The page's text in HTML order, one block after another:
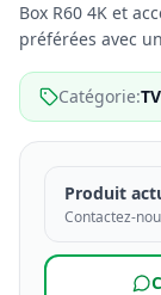
Box R60 4K et
préférées avec
Catégorie:
Produit
Contactez-